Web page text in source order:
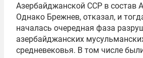
Азербайджанской ССР в состав
Однако Брежнев, отказал, и
началась очередная фаза
азербайджанских
средневековья. В том числе